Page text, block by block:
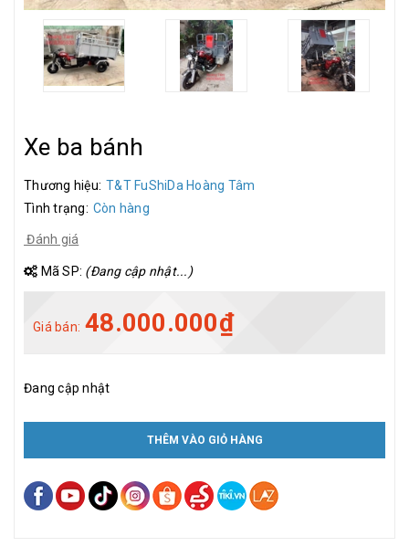
Xe ba bánh
Thương hiệu: T&T FuShiDa Hoàng Tâm
Tình trạng: Còn hàng
Đánh giá
Mã SP: (Đang cập nhật...)
Giá bán: 48.000.000₫
Đang cập nhật
THÊM VÀO GIỎ HÀNG